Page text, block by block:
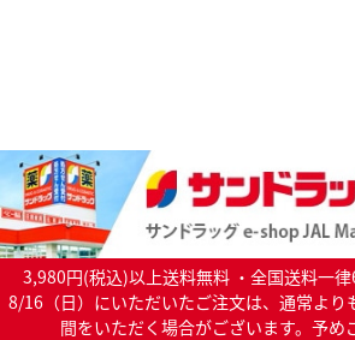
3,980円(税込)以上送料無料 ・全国送料一
8/16（日）にいただいたご注文は、通常より
間をいただく場合がございます。予め